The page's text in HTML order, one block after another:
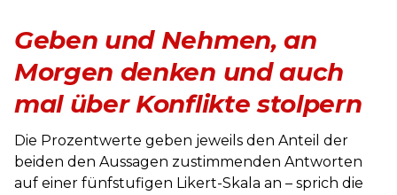
Geben und Nehmen, an
Morgen denken und auch
mal über Konflikte stolpern
Die Prozentwerte geben jeweils den Anteil der
beiden den Aussagen zustimmenden Antworten
auf einer fünfstufigen Likert-Skala an – sprich die